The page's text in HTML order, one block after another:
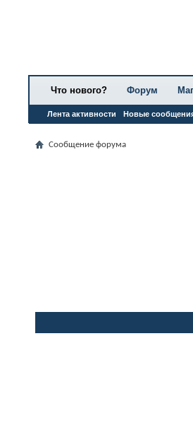
Что нового?
Лента активности Новые
Форум
Сообщение форума